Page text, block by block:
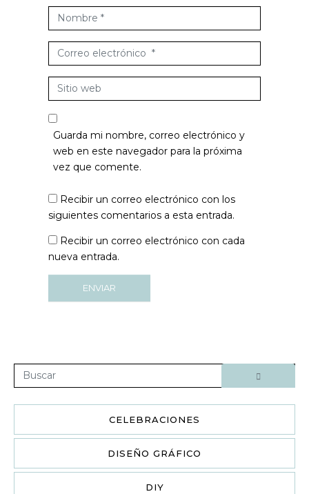
i
o
m
r
o
r
e
c
ó
n
o
i
t
o
w
b
Guarda mi nombre, correo electrónico y
web en este navegador para la próxima
vez que comente.
Recibir un correo electrónico con los
siguientes comentarios a esta entrada.
Recibir un correo electrónico con cada
nueva entrada.
ENVIAR
CELEBRACIONES
DISEÑO GRÁFICO
DIY